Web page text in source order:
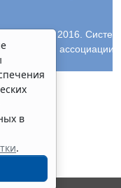
2016. Система
Российской
в
.